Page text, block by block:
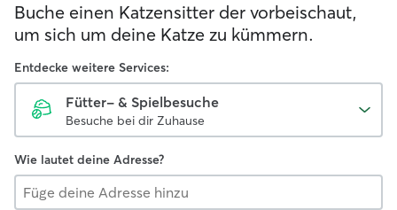
Buche einen Katzensitter der vorbeischaut,
um sich um deine Katze zu kümmern.
Entdecke weitere Services:
Fütter- & Spielbesuche
Besuche bei dir Zuhause
Wie lautet deine Adresse?